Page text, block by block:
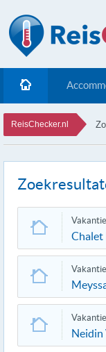
ReisChecker.nl
Chalet
Neidin